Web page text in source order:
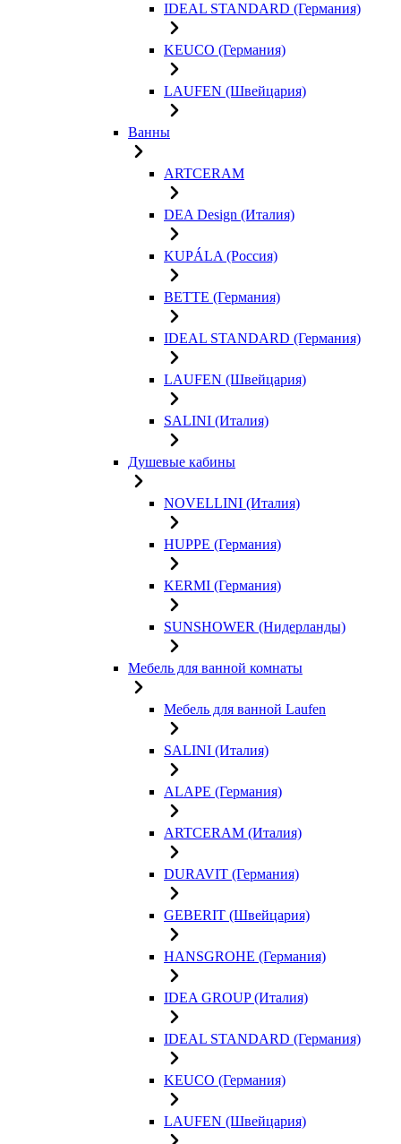
IDEAL STANDARD (Германия)
KEUCO (Германия)
LAUFEN (Швейцария)
Ванны
ARTCERAM
DEA Design (Италия)
KUPÁLA (Россия)
BETTE (Германия)
IDEAL STANDARD (Германия)
LAUFEN (Швейцария)
SALINI (Италия)
Душевые кабины
NOVELLINI (Италия)
HUPPE (Германия)
KERMI (Германия)
SUNSHOWER (Нидерланды)
Мебель для ванной комнаты
Мебель для ванной Laufen
SALINI (Италия)
ALAPE (Германия)
ARTCERAM (Италия)
DURAVIT (Германия)
GEBERIT (Швейцария)
HANSGROHE (Германия)
IDEA GROUP (Италия)
IDEAL STANDARD (Германия)
KEUCO (Германия)
LAUFEN (Швейцария)